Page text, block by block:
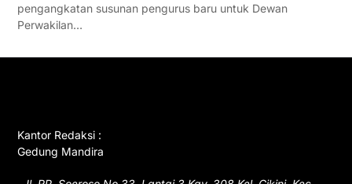
pengangkatan susunan pengurus baru untuk Dewan
Perwakilan…
Kantor Redaksi :
Gedung Mandira